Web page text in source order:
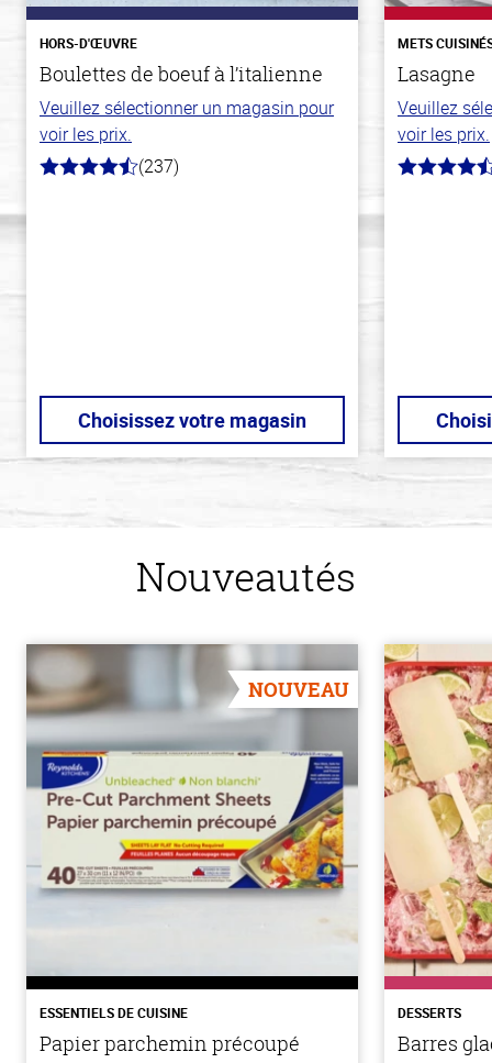
HORS-D'ŒUVRE
Boulettes de boeuf à l’italienne
Veuillez sélectionner un magasin pour
voir les prix.
4.6
(237)
Choisissez votre magasin
METS
Lasagne
Veuillez
voir les prix.
4.1
Nouveautés
NOUVEAU
ESSENTIELS DE CUISINE
Papier parchemin précoupé
DESSERTS
Barres